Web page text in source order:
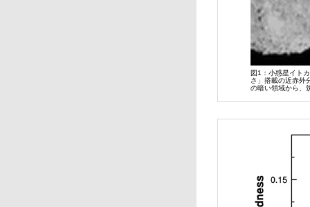
図1：小惑星イト
さ」搭載の近赤外
の暗い領域から、